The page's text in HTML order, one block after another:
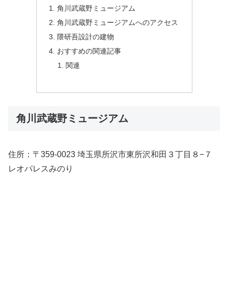
角川武蔵野ミュージアム
角川武蔵野ミュージアムへのアクセス
隈研吾設計の建物
おすすめの関連記事
関連
角川武蔵野ミュージアム
住所：〒359-0023 埼玉県所沢市東所沢和田３丁目８−７
レオパレスみのり